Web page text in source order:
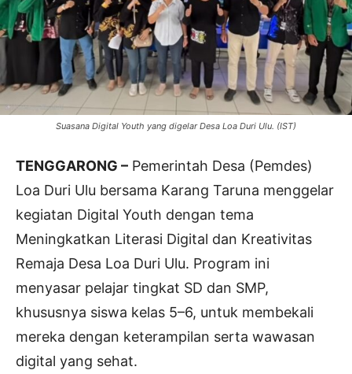
Suasana Digital Youth yang digelar Desa Loa Duri Ulu. (IST)
TENGGARONG – Pemerintah Desa (Pemdes)
Loa Duri Ulu bersama Karang Taruna menggelar
kegiatan Digital Youth dengan tema
Meningkatkan Literasi Digital dan Kreativitas
Remaja Desa Loa Duri Ulu. Program ini
menyasar pelajar tingkat SD dan SMP,
khususnya siswa kelas 5–6, untuk membekali
mereka dengan keterampilan serta wawasan
digital yang sehat.